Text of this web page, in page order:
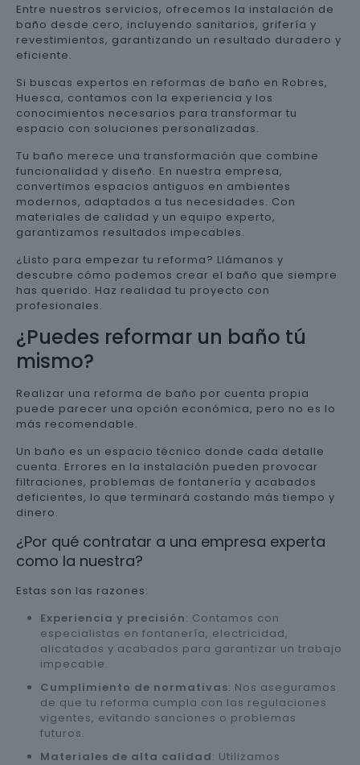
Entre nuestros servicios, ofrecemos la instalación de
baño desde cero, incluyendo sanitarios, grifería y
revestimientos, garantizando un resultado duradero y
eficiente.
Si buscas expertos en reformas de baño en Robres,
Huesca, contamos con la experiencia y los
conocimientos necesarios para transformar tu
espacio con soluciones personalizadas.
Tu baño merece una transformación que combine
funcionalidad y diseño. En nuestra empresa,
convertimos espacios antiguos en ambientes
modernos, adaptados a tus necesidades. Con
materiales de calidad y un equipo experto,
garantizamos resultados impecables.
¿Listo para empezar tu reforma? Llámanos y
descubre cómo podemos crear el baño que siempre
has querido. Haz realidad tu proyecto con
profesionales.
¿Puedes reformar un baño tú
mismo?
Realizar una reforma de baño por cuenta propia
puede parecer una opción económica, pero no es lo
más recomendable.
Un baño es un espacio técnico donde cada detalle
cuenta. Errores en la instalación pueden provocar
filtraciones, problemas de fontanería y acabados
deficientes, lo que terminará costando más tiempo y
dinero.
¿Por qué contratar a una empresa experta
como la nuestra?
Estas son las razones:
Experiencia y precisión: Contamos con
especialistas en fontanería, electricidad,
alicatados y acabados para garantizar un trabajo
impecable.
Cumplimiento de normativas: Nos aseguramos
de que tu reforma cumpla con las regulaciones
vigentes, evitando sanciones o problemas
futuros.
Materiales de alta calidad: Utilizamos